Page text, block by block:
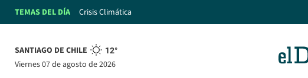
TEMAS DEL DÍA Crisis Climática
SANTIAGO DE CHILE 12°
viernes 07 de agosto de 2026